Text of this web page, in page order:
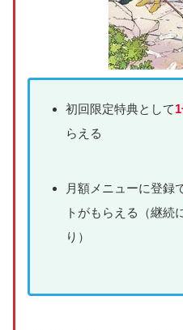
初回限定特典として
らえる
月額メニューに登録
トがもらえる（継続
り）